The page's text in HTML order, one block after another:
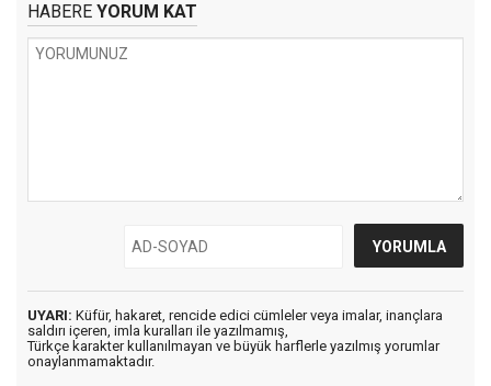
HABERE YORUM KAT
UYARI: Küfür, hakaret, rencide edici cümleler veya imalar, inançlara
saldırı içeren, imla kuralları ile yazılmamış,
Türkçe karakter kullanılmayan ve büyük harflerle yazılmış yorumlar
onaylanmamaktadır.